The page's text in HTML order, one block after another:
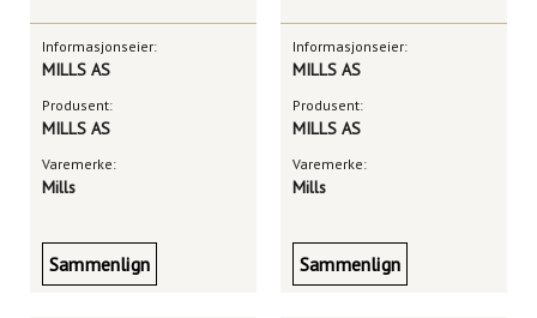
Informasjonseier:
MILLS AS
Produsent:
MILLS AS
Varemerke:
Mills
Sammenlign
Informasjonseier:
MILLS AS
Produsent:
MILLS AS
Varemerke:
Mills
Sammenlign